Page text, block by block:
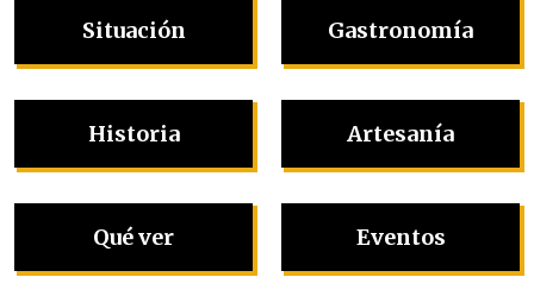
Situación
Historia
Qué ver
Gastronomía
Artesanía
Eventos